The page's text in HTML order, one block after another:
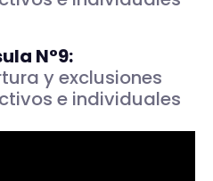
N°9:
y exclusiones
e individuales